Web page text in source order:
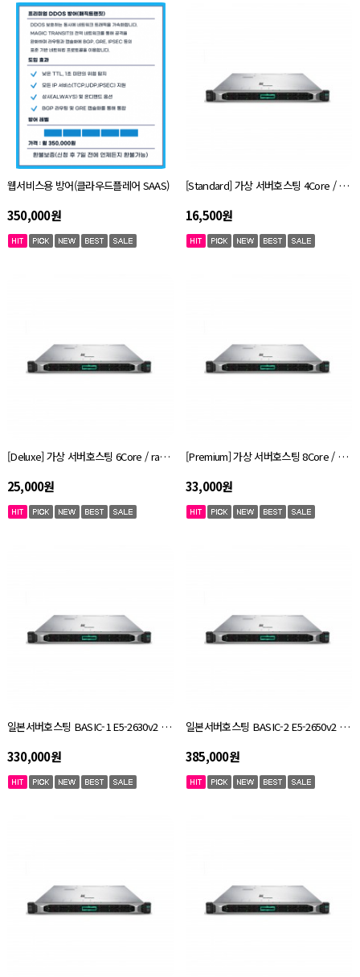
웹서비스용 방어(클라우드플레어 SAAS)
350,000원
[Standard] 가상 서버호스팅 4Core / ram 4G / 50GB
16,500원
[Deluxe] 가상 서버호스팅 6Core / ram 6G / 50GB
25,000원
[Premium] 가상 서버호스팅 8Core / ram 8G / 50GB
33,000원
일본서버호스팅 BASIC-1 E5-2630v2 / ram 16GB / SSD 256GB
330,000원
일본서버호스팅 BASIC-2 E5-2650v2 / ram 32GB / SSD 256GB
385,000원